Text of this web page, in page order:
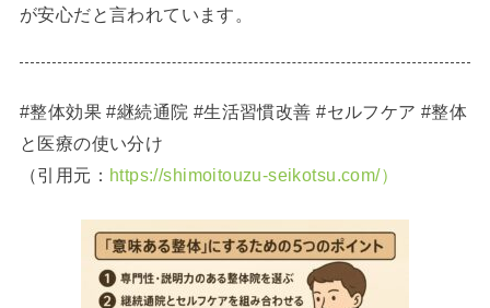
が安心だと言われています。
#整体効果 #継続通院 #生活習慣改善 #セルフケア #整体
と医療の使い分け
（引用元： https://shimoitouzu-seikotsu.com/）